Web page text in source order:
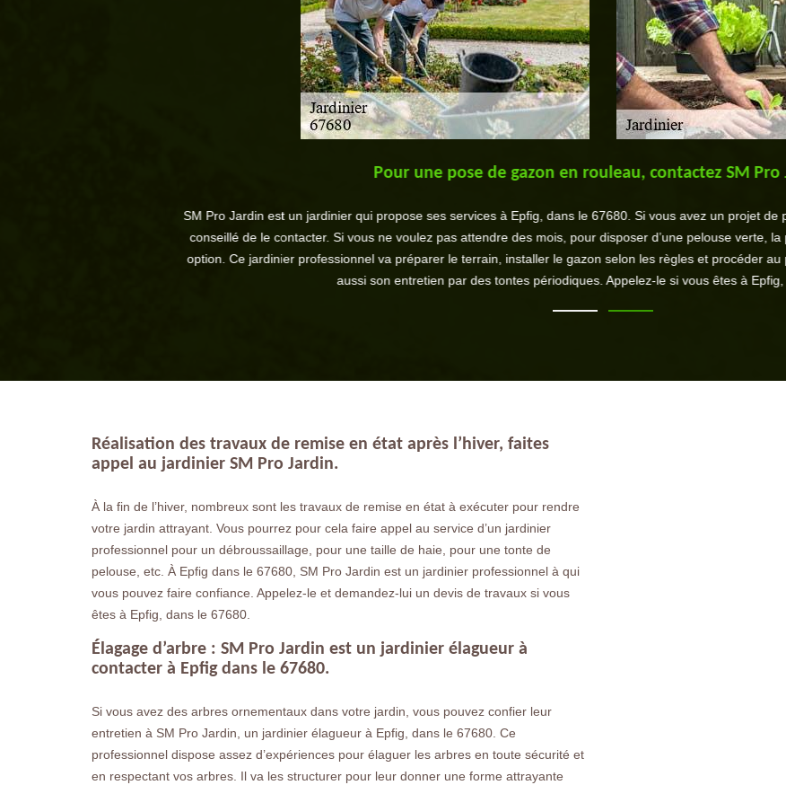
Pour une pose de gazon en rouleau, contactez SM Pro
SM Pro Jardin est un jardinier qui propose ses services à Epfig, dans le 67680. Si vous avez un projet
conseillé de le contacter. Si vous ne voulez pas attendre des mois, pour disposer d’une pelouse verte,
option. Ce jardinier professionnel va préparer le terrain, installer le gazon selon les règles et procéder
aussi son entretien par des tontes périodiques. Appelez-le si vous êtes à
Réalisation des travaux de remise en état après l’hiver, faites
appel au jardinier SM Pro Jardin.
À la fin de l’hiver, nombreux sont les travaux de remise en état à exécuter pour rendre
votre jardin attrayant. Vous pourrez pour cela faire appel au service d’un jardinier
professionnel pour un débroussaillage, pour une taille de haie, pour une tonte de
pelouse, etc. À Epfig dans le 67680, SM Pro Jardin est un jardinier professionnel à qui
vous pouvez faire confiance. Appelez-le et demandez-lui un devis de travaux si vous
êtes à Epfig, dans le 67680.
Élagage d’arbre : SM Pro Jardin est un jardinier élagueur à
contacter à Epfig dans le 67680.
Si vous avez des arbres ornementaux dans votre jardin, vous pouvez confier leur
entretien à SM Pro Jardin, un jardinier élagueur à Epfig, dans le 67680. Ce
professionnel dispose assez d’expériences pour élaguer les arbres en toute sécurité et
en respectant vos arbres. Il va les structurer pour leur donner une forme attrayante